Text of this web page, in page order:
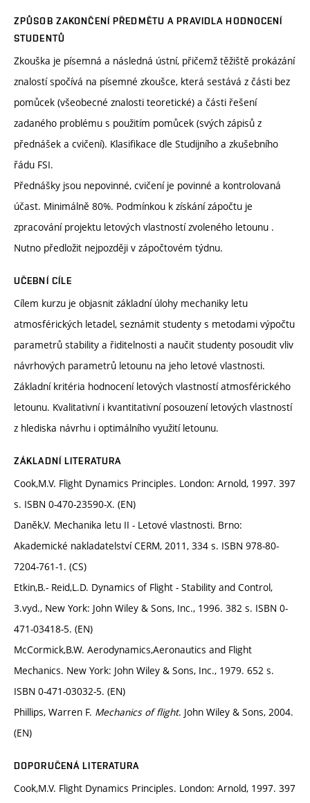
ZPŮSOB ZAKONČENÍ PŘEDMĚTU A PRAVIDLA HODNOCENÍ
STUDENTŮ
Zkouška je písemná a následná ústní, přičemž těžiště prokázání
znalostí spočívá na písemné zkoušce, která sestává z části bez
pomůcek (všeobecné znalosti teoretické) a části řešení
zadaného problému s použitím pomůcek (svých zápisů z
přednášek a cvičení). Klasifikace dle Studijního a zkušebního
řádu FSI.
Přednášky jsou nepovinné, cvičení je povinné a kontrolovaná
účast. Minimálně 80%. Podmínkou k získání zápočtu je
zpracování projektu letových vlastností zvoleného letounu .
Nutno předložit nejpozději v zápočtovém týdnu.
UČEBNÍ CÍLE
Cílem kurzu je objasnit základní úlohy mechaniky letu
atmosférických letadel, seznámit studenty s metodami výpočtu
parametrů stability a řiditelnosti a naučit studenty posoudit vliv
návrhových parametrů letounu na jeho letové vlastnosti.
Základní kritéria hodnocení letových vlastností atmosférického
letounu. Kvalitativní i kvantitativní posouzení letových vlastností
z hlediska návrhu i optimálního využití letounu.
ZÁKLADNÍ LITERATURA
Cook,M.V. Flight Dynamics Principles. London: Arnold, 1997. 397
s. ISBN 0-470-23590-X. (EN)
Daněk,V. Mechanika letu II - Letové vlastnosti. Brno:
Akademické nakladatelství CERM, 2011, 334 s. ISBN 978-80-
7204-761-1. (CS)
Etkin,B.- Reid,L.D. Dynamics of Flight - Stability and Control,
3.vyd., New York: John Wiley & Sons, Inc., 1996. 382 s. ISBN 0-
471-03418-5. (EN)
McCormick,B.W. Aerodynamics,Aeronautics and Flight
Mechanics. New York: John Wiley & Sons, Inc., 1979. 652 s.
ISBN 0-471-03032-5. (EN)
Phillips, Warren F. Mechanics of flight. John Wiley & Sons, 2004.
(EN)
DOPORUČENÁ LITERATURA
Cook,M.V. Flight Dynamics Principles. London: Arnold, 1997. 397